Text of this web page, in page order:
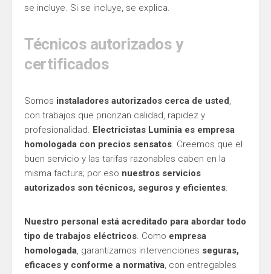
se incluye. Si se incluye, se explica.
Técnicos autorizados y
certificados
Somos instaladores autorizados cerca de usted,
con trabajos que priorizan calidad, rapidez y
profesionalidad. Electricistas Luminia es empresa
homologada con precios sensatos. Creemos que el
buen servicio y las tarifas razonables caben en la
misma factura; por eso nuestros servicios
autorizados son técnicos, seguros y eficientes.
Nuestro personal está acreditado para abordar todo
tipo de trabajos eléctricos. Como empresa
homologada, garantizamos intervenciones seguras,
eficaces y conforme a normativa, con entregables